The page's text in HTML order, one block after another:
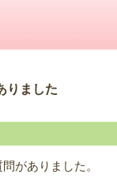
りました
がありました。